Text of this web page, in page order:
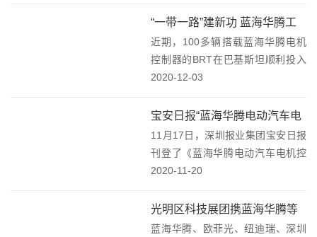
腾电动汽车电机控制器的矿用90吨
纯电动宽体自卸车分别在青海（海
拔约4300米）...
“一带一路”建新功 蓝海华腾工
程师卓越技术获国际客户认可
近期，100多辆搭载蓝海华腾电机
控制器的BRT在巴基斯坦顺利投入
运营，蓝海华腾工程师专业、贴心
认可，他们带着“巴铁”授予的荣
誉，从伊斯兰堡起程回国。蓝海华
腾工程师卓越的专...
2020-12-03
宝安日报“蓝海华腾电动汽车电
机控制器性能高”！
11月17日，深圳报业集团宝安日报
刊登了《蓝海华腾电动汽车电机控
制器性能高》的一文，向深圳市民
车电机控制器。来源深圳报业集团
宝安日报
2020-11-20
光明区科技展团携蓝海华腾等
高新企业亮相高交会
蓝海华腾、欧菲光、纽迪瑞、深圳